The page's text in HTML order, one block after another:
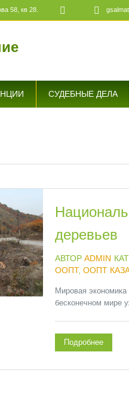
58, кв 28.
СУДЕБНЫЕ ДЕЛА
деревьев
АВТОР ADMIN
ООПТ, ООПТ
Мировая
бесконечном мире
Подробнее